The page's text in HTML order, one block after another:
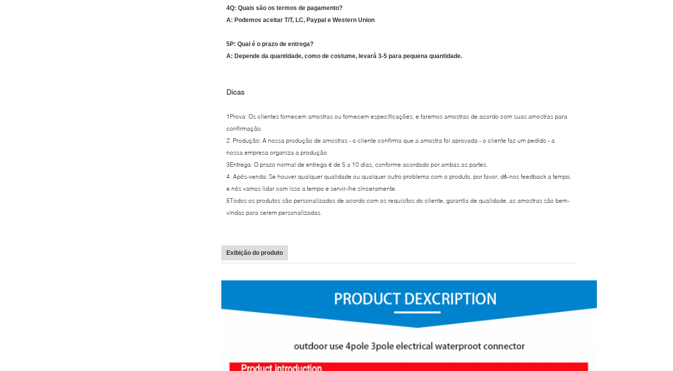
4Q: Quais são os termos de pagamento?
A: Podemos aceitar T/T, LC, Paypal e Western Union
5P: Qual é o prazo de entrega?
A: Depende da quantidade, como de costume, levará 3-5 para pequena quantidade.
Dicas
1Prova: Os clientes fornecem amostras ou fornecem especificações, e faremos amostras de acordo com suas amostras para
confirmação.
2. Produção: A nossa produção de amostras - o cliente confirma que a amostra foi aprovada - o cliente faz um pedido - a
nossa empresa organiza a produção
3Entrega: O prazo normal de entrega é de 5 a 10 dias, conforme acordado por ambas as partes.
4. Após-venda: Se houver qualquer qualidade ou qualquer outro problema com o produto, por favor, dê-nos feedback a tempo,
e nós vamos lidar com isso a tempo e servir-lhe sinceramente.
5Todos os produtos são personalizados de acordo com os requisitos do cliente, garantia de qualidade, as amostras são bem-
vindas para serem personalizadas.
Exibição do produto